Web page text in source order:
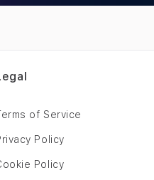
of Service
Policy
Policy